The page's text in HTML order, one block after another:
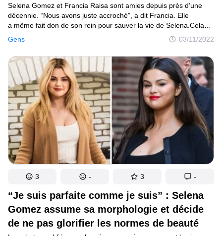
Gens 03/11/2022
Selena Gomez et Francia Raisa sont amies depuis près d’une
décennie. “Nous avons juste accroché”, a dit Francia. Elle
a même fait don de son rein pour sauver la vie de Selena.Cela
pourrait ressembler à l’amitié parfaite, pourtant, elles n’ont pas
connu des hauts seulement mais aussi des bas. Par chance,
cette histoire se termine bien.
“Je suis parfaite comme je suis” : Selena
Gomez assume sa morphologie et décide
de ne pas glorifier les normes de beauté
3 - 3 -